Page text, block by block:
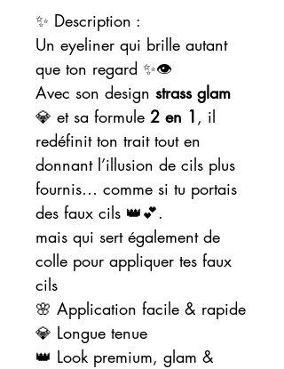
✨ Description :
Un eyeliner qui brille autant
que ton regard ✨👁️
Avec son design strass glam
💎 et sa formule 2 en 1 , il
redéfinit ton trait tout en
donnant l’illusion de cils plus
fournis… comme si tu portais
des faux cils 👑💕.
mais qui sert également de
colle pour appliquer tes faux
cils
🌸 Application facile & rapide
💎 Longue tenue
👑 Look premium, glam &